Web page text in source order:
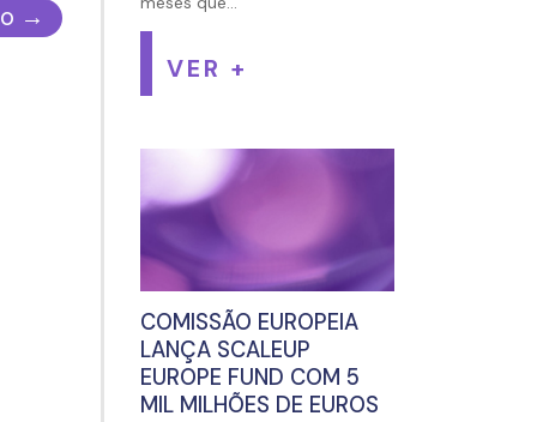
→
VER +
COMISSÃO EUROPEIA
LANÇA SCALEUP
EUROPE FUND COM 5
MIL MILHÕES DE EUROS